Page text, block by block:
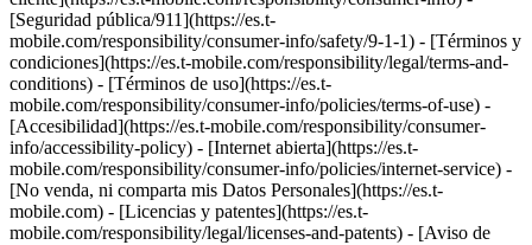
[Seguridad pública/911](https://es.t-
mobile.com/responsibility/consumer-info/safety/9-1-1) - [Términos y
condiciones](https://es.t-mobile.com/responsibility/legal/terms-and-
conditions) - [Términos de uso](https://es.t-
mobile.com/responsibility/consumer-info/policies/terms-of-use) -
[Accesibilidad](https://es.t-mobile.com/responsibility/consumer-
info/accessibility-policy) - [Internet abierta](https://es.t-
mobile.com/responsibility/consumer-info/policies/internet-service) -
[No venda, ni comparta mis Datos Personales](https://es.t-
mobile.com) - [Licencias y patentes](https://es.t-
mobile.com/responsibility/legal/licenses-and-patents) - [Aviso de